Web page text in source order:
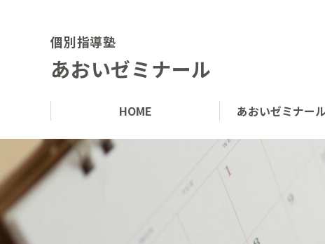
個別指導塾
あおいゼミナール
HOME あおいゼミナー